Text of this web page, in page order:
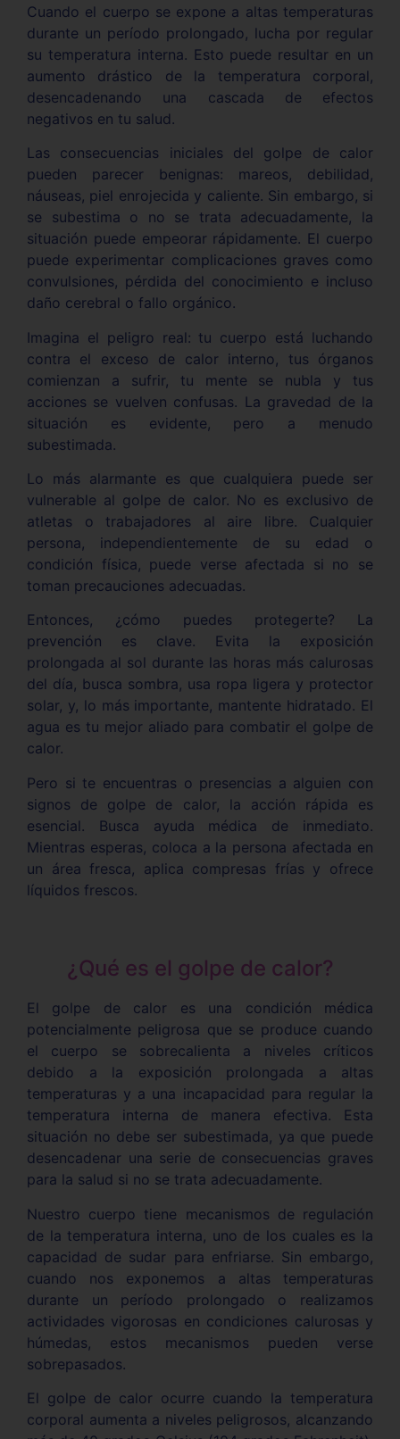
Cuando el cuerpo se expone a altas temperaturas
durante un período prolongado, lucha por regular
su temperatura interna. Esto puede resultar en un
aumento drástico de la temperatura corporal,
desencadenando una cascada de efectos
negativos en tu salud.
Las consecuencias iniciales del golpe de calor
pueden parecer benignas: mareos, debilidad,
náuseas, piel enrojecida y caliente. Sin embargo, si
se subestima o no se trata adecuadamente, la
situación puede empeorar rápidamente. El cuerpo
puede experimentar complicaciones graves como
convulsiones, pérdida del conocimiento e incluso
daño cerebral o fallo orgánico.
Imagina el peligro real: tu cuerpo está luchando
contra el exceso de calor interno, tus órganos
comienzan a sufrir, tu mente se nubla y tus
acciones se vuelven confusas. La gravedad de la
situación es evidente, pero a menudo
subestimada.
Lo más alarmante es que cualquiera puede ser
vulnerable al golpe de calor. No es exclusivo de
atletas o trabajadores al aire libre. Cualquier
persona, independientemente de su edad o
condición física, puede verse afectada si no se
toman precauciones adecuadas.
Entonces, ¿cómo puedes protegerte? La
prevención es clave. Evita la exposición
prolongada al sol durante las horas más calurosas
del día, busca sombra, usa ropa ligera y protector
solar, y, lo más importante, mantente hidratado. El
agua es tu mejor aliado para combatir el golpe de
calor.
Pero si te encuentras o presencias a alguien con
signos de golpe de calor, la acción rápida es
esencial. Busca ayuda médica de inmediato.
Mientras esperas, coloca a la persona afectada en
un área fresca, aplica compresas frías y ofrece
líquidos frescos.
¿Qué es el golpe de calor?
El golpe de calor es una condición médica
potencialmente peligrosa que se produce cuando
el cuerpo se sobrecalienta a niveles críticos
debido a la exposición prolongada a altas
temperaturas y a una incapacidad para regular la
temperatura interna de manera efectiva. Esta
situación no debe ser subestimada, ya que puede
desencadenar una serie de consecuencias graves
para la salud si no se trata adecuadamente.
Nuestro cuerpo tiene mecanismos de regulación
de la temperatura interna, uno de los cuales es la
capacidad de sudar para enfriarse. Sin embargo,
cuando nos exponemos a altas temperaturas
durante un período prolongado o realizamos
actividades vigorosas en condiciones calurosas y
húmedas, estos mecanismos pueden verse
sobrepasados.
El golpe de calor ocurre cuando la temperatura
corporal aumenta a niveles peligrosos, alcanzando